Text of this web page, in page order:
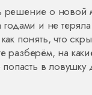
о новой
годами и не
понять, что
разберём, на
попасть в